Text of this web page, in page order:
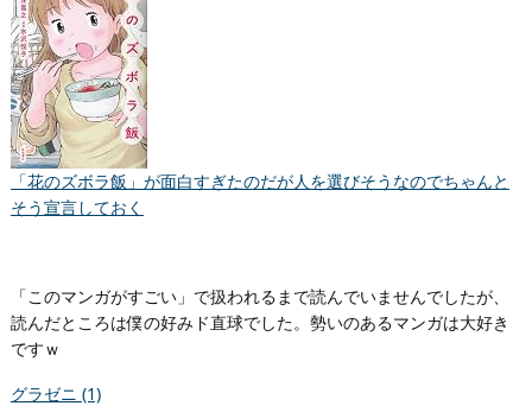
「花のズボラ飯」が面白すぎたのだが人を選びそうなのでちゃんと
そう宣言しておく
「このマンガがすごい」で扱われるまで読んでいませんでしたが、
読んだところは僕の好みド直球でした。勢いのあるマンガは大好き
ですｗ
グラゼニ (1)